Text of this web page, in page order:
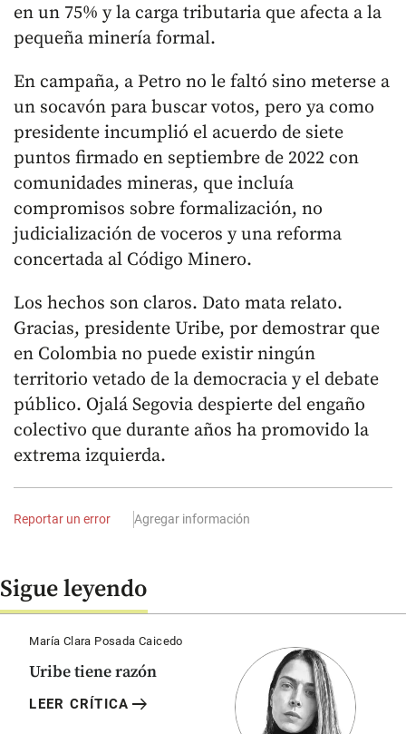
en un 75% y la carga tributaria que afecta a la
pequeña minería formal.
En campaña, a Petro no le faltó sino meterse a
un socavón para buscar votos, pero ya como
presidente incumplió el acuerdo de siete
puntos firmado en septiembre de 2022 con
comunidades mineras, que incluía
compromisos sobre formalización, no
judicialización de voceros y una reforma
concertada al Código Minero.
Los hechos son claros. Dato mata relato.
Gracias, presidente Uribe, por demostrar que
en Colombia no puede existir ningún
territorio vetado de la democracia y el debate
público. Ojalá Segovia despierte del engaño
colectivo que durante años ha promovido la
extrema izquierda.
Reportar un error Agregar información
Sigue leyendo
María Clara Posada Caicedo
Uribe tiene razón
LEER CRÍTICA arrow_right_alt